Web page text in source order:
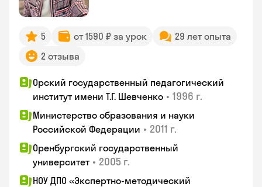
5 от 1590 ₽ за урок
29 лет опыта
2 отзыва
Орский государственный педагогический
институт имени Т.Г. Шевченко • 1996 г.
Министерство образования и науки
Российской Федерации • 2011 г.
Оренбургский государственный
университет • 2005 г.
НОУ ДПО «Экспертно-методический